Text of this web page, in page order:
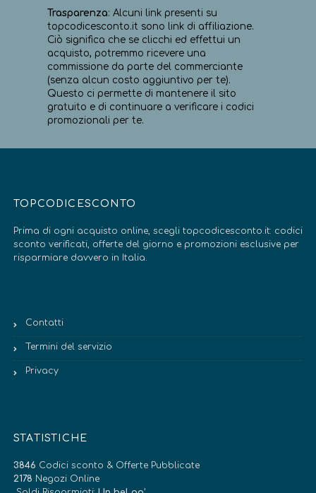
Trasparenza: Alcuni link presenti su
topcodicesconto.it sono link di affiliazione.
Ciò significa che se clicchi ed effettui un
acquisto, potremmo ricevere una
commissione da parte del commerciante
(senza alcun costo aggiuntivo per te).
Questo ci permette di mantenere il sito
gratuito e di continuare a verificare i codici
promozionali per te.
TOPCODICESCONTO
Prima di ogni acquisto online, scegli topcodicesconto.it: codici
sconto verificati, offerte del giorno e promozioni esclusive per
risparmiare davvero in Italia.
Contatti
Termini del servizio
Privacy
STATISTICHE
3846 Codici sconto & Offerte Pubblicate
2178 Negozi Online